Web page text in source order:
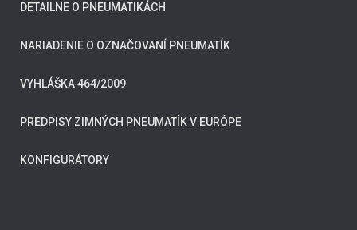
DETAILNE O PNEUMATIKÁCH
NARIADENIE O OZNAČOVANÍ PNEUMATÍK
VYHLÁŠKA 464/2009
PREDPISY ZIMNÝCH PNEUMATÍK V EURÓPE
KONFIGURÁTORY